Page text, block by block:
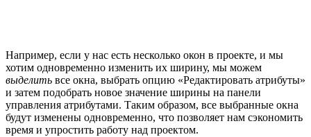
Например, если у нас есть несколько окон в проекте, и мы
хотим одновременно изменить их ширину, мы можем
выделить все окна, выбрать опцию «Редактировать атрибуты»
и затем подобрать новое значение ширины на панели
управления атрибутами. Таким образом, все выбранные окна
будут изменены одновременно, что позволяет нам сэкономить
время и упростить работу над проектом.